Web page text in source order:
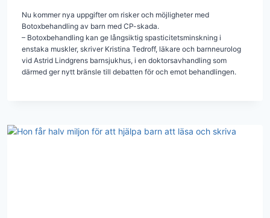
Nu kommer nya uppgifter om risker och möjligheter med
Botoxbehandling av barn med CP-skada.
– Botoxbehandling kan ge långsiktig spasticitetsminskning i
enstaka muskler, skriver Kristina Tedroff, läkare och barnneurolog
vid Astrid Lindgrens barnsjukhus, i en doktorsavhandling som
därmed ger nytt bränsle till debatten för och emot behandlingen.